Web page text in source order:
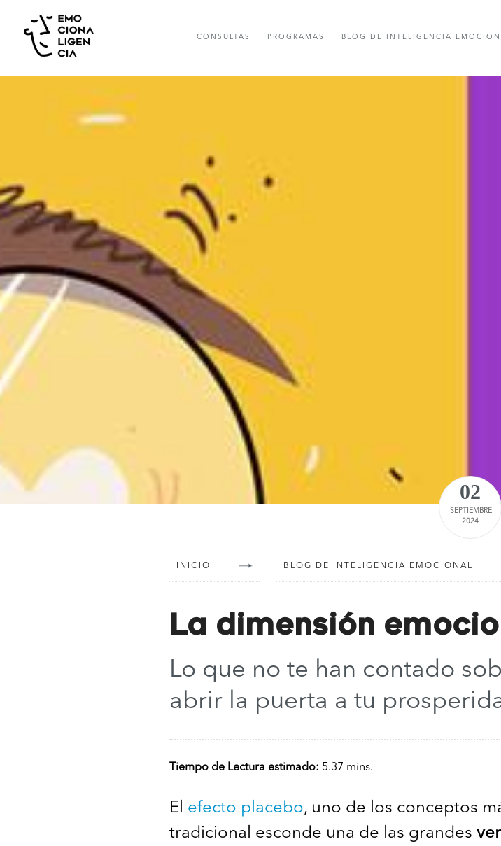
CONSULTAS PROGRAMAS BLOG DE INTELIGENCIA
02
SEPTIEMBRE
2024
INICIO BLOG DE INTELIGENCIA EMOCIONAL
La dimensión
Lo que no te han contado
abrir la puerta a tu
Tiempo de Lectura estimado: 5.37 mins.
El efecto placebo, uno de los conceptos
tradicional esconde una de las grandes